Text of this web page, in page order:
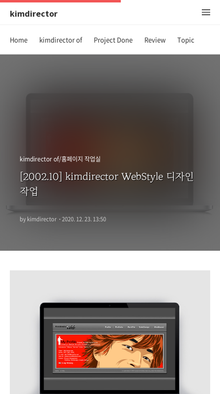
kimdirector
Home kimdirector of Project Done Review Topic
kimdirector of/홈페이지 작업실
[2002.10] kimdirector WebStyle 디자인
작업
by kimdirector ·2020. 12. 23. 13:50